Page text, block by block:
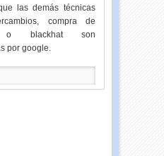
las demás técnicas
compra de
o blackhat son
por google.